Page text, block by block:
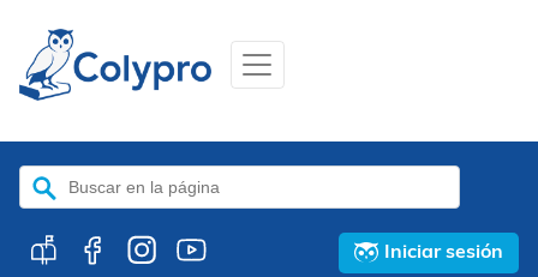
Buscar:
Iniciar sesión